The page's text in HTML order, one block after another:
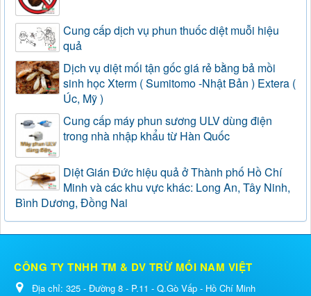
Cung cấp dịch vụ phun thuốc diệt muỗi hiệu
quả
Dịch vụ diệt mối tận gốc giá rẻ bằng bả mồi
sinh học Xterm ( Sumitomo -Nhật Bản ) Extera (
Úc, Mỹ )
Cung cấp máy phun sương ULV dùng điện
trong nhà nhập khẩu từ Hàn Quốc
Diệt Gián Đức hiệu quả ở Thành phố Hồ Chí
Minh và các khu vực khác: Long An, Tây Ninh,
Bình Dương, Đồng Nai
CÔNG TY TNHH TM & DV TRỪ MỐI NAM VIỆT
Địa chỉ: 325 - Đường 8 - P.11 - Q.Gò Vấp - Hồ Chí Minh